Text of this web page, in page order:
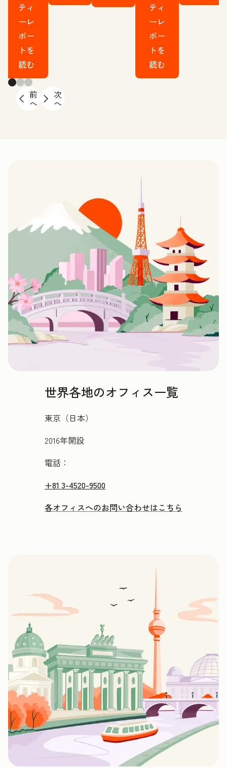
ティ
ーレ
ポー
トを
読む
ティ
ーレ
ポー
トを
読む
前
へ
次
へ
世界各地のオフィス一覧
東京（日本）
2016年開設
電話：
+81 3-4520-9500
各オフィスへのお問い合わせはこちら